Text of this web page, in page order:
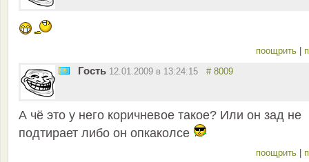
поощрить
Гость 12.01.2009 в 13:24:15 # 8009
А чё это у него коричневое такое? Или он зад не
подтирает либо он опкаколсе
поощрить